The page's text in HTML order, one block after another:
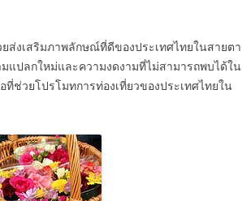
งเสริมภาพลักษณ์ที่ดีของประเทศไทยในสายตา
แปลกใหม่และความงดงามที่ไม่สามารถพบได้ใน
ช่วยโปรโมทการท่องเที่ยวของประเทศไทยใน